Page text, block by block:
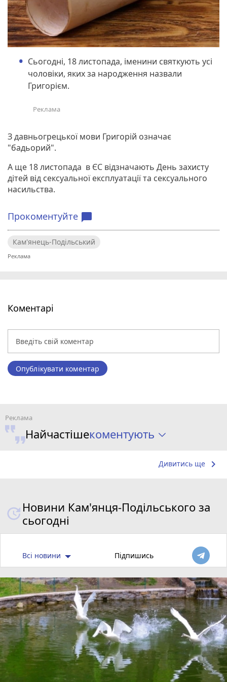
Сьогодні, 18 листопада, іменини святкують усі
чоловіки, яких за народження назвали
Григорієм.
З давньогрецької мови Григорій означає
"бадьорий".
А ще 18 листопада в ЄС відзначають День захисту
дітей від сексуальної експлуатації та сексуального
насильства.
Прокоментуйте chat_bubble
Кам'янець-Подільський
Коментарі
Опублікувати коментар
Найчастішекоментують
Дивитись ще keyboard_arrow_right
Новини Кам'янця-Подільського за
сьогодні
Всі новини Підпишись